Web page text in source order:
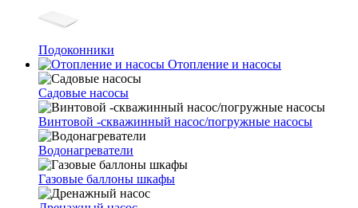
Подоконники
Отопление и насосы
Cадовые насосы
Винтовой -скважинный насос/погружные насосы
Водонагреватели
Газовые баллоны шкафы